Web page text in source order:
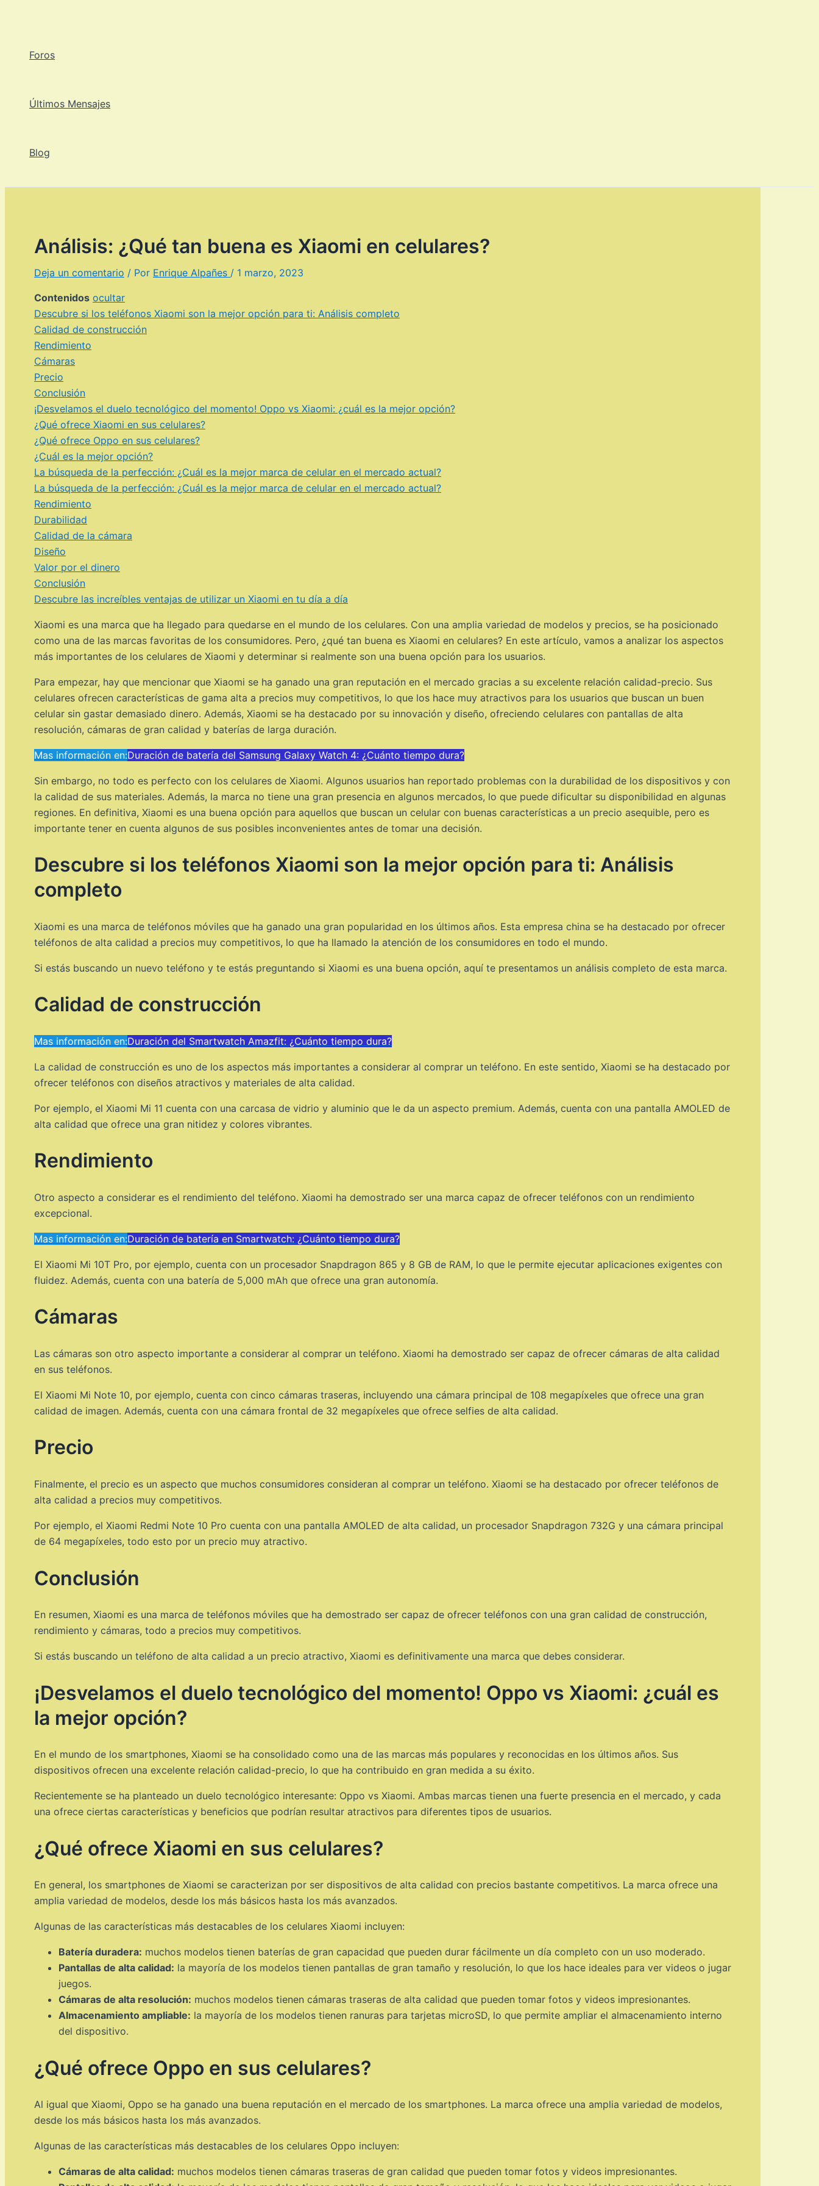
Foros
Últimos Mensajes
Blog
Análisis: ¿Qué tan buena es Xiaomi en celulares?
Deja un comentario / Por Enrique Alpañes / 1 marzo, 2023
Contenidos ocultar
Descubre si los teléfonos Xiaomi son la mejor opción para ti: Análisis completo
Calidad de construcción
Rendimiento
Cámaras
Precio
Conclusión
¡Desvelamos el duelo tecnológico del momento! Oppo vs Xiaomi: ¿cuál es la mejor opción?
¿Qué ofrece Xiaomi en sus celulares?
¿Qué ofrece Oppo en sus celulares?
¿Cuál es la mejor opción?
La búsqueda de la perfección: ¿Cuál es la mejor marca de celular en el mercado actual?
La búsqueda de la perfección: ¿Cuál es la mejor marca de celular en el mercado actual?
Rendimiento
Durabilidad
Calidad de la cámara
Diseño
Valor por el dinero
Conclusión
Descubre las increíbles ventajas de utilizar un Xiaomi en tu día a día
Xiaomi es una marca que ha llegado para quedarse en el mundo de los celulares. Con una amplia variedad de modelos y precios, se ha posicionado
como una de las marcas favoritas de los consumidores. Pero, ¿qué tan buena es Xiaomi en celulares? En este artículo, vamos a analizar los aspectos
más importantes de los celulares de Xiaomi y determinar si realmente son una buena opción para los usuarios.
Para empezar, hay que mencionar que Xiaomi se ha ganado una gran reputación en el mercado gracias a su excelente relación calidad-precio. Sus
celulares ofrecen características de gama alta a precios muy competitivos, lo que los hace muy atractivos para los usuarios que buscan un buen
celular sin gastar demasiado dinero. Además, Xiaomi se ha destacado por su innovación y diseño, ofreciendo celulares con pantallas de alta
resolución, cámaras de gran calidad y baterías de larga duración.
Mas información en:Duración de batería del Samsung Galaxy Watch 4: ¿Cuánto tiempo dura?
Sin embargo, no todo es perfecto con los celulares de Xiaomi. Algunos usuarios han reportado problemas con la durabilidad de los dispositivos y con
la calidad de sus materiales. Además, la marca no tiene una gran presencia en algunos mercados, lo que puede dificultar su disponibilidad en algunas
regiones. En definitiva, Xiaomi es una buena opción para aquellos que buscan un celular con buenas características a un precio asequible, pero es
importante tener en cuenta algunos de sus posibles inconvenientes antes de tomar una decisión.
Descubre si los teléfonos Xiaomi son la mejor opción para ti: Análisis
completo
Xiaomi es una marca de teléfonos móviles que ha ganado una gran popularidad en los últimos años. Esta empresa china se ha destacado por ofrecer
teléfonos de alta calidad a precios muy competitivos, lo que ha llamado la atención de los consumidores en todo el mundo.
Si estás buscando un nuevo teléfono y te estás preguntando si Xiaomi es una buena opción, aquí te presentamos un análisis completo de esta marca.
Calidad de construcción
Mas información en:Duración del Smartwatch Amazfit: ¿Cuánto tiempo dura?
La calidad de construcción es uno de los aspectos más importantes a considerar al comprar un teléfono. En este sentido, Xiaomi se ha destacado por
ofrecer teléfonos con diseños atractivos y materiales de alta calidad.
Por ejemplo, el Xiaomi Mi 11 cuenta con una carcasa de vidrio y aluminio que le da un aspecto premium. Además, cuenta con una pantalla AMOLED de
alta calidad que ofrece una gran nitidez y colores vibrantes.
Rendimiento
Otro aspecto a considerar es el rendimiento del teléfono. Xiaomi ha demostrado ser una marca capaz de ofrecer teléfonos con un rendimiento
excepcional.
Mas información en:Duración de batería en Smartwatch: ¿Cuánto tiempo dura?
El Xiaomi Mi 10T Pro, por ejemplo, cuenta con un procesador Snapdragon 865 y 8 GB de RAM, lo que le permite ejecutar aplicaciones exigentes con
fluidez. Además, cuenta con una batería de 5,000 mAh que ofrece una gran autonomía.
Cámaras
Las cámaras son otro aspecto importante a considerar al comprar un teléfono. Xiaomi ha demostrado ser capaz de ofrecer cámaras de alta calidad
en sus teléfonos.
El Xiaomi Mi Note 10, por ejemplo, cuenta con cinco cámaras traseras, incluyendo una cámara principal de 108 megapíxeles que ofrece una gran
calidad de imagen. Además, cuenta con una cámara frontal de 32 megapíxeles que ofrece selfies de alta calidad.
Precio
Finalmente, el precio es un aspecto que muchos consumidores consideran al comprar un teléfono. Xiaomi se ha destacado por ofrecer teléfonos de
alta calidad a precios muy competitivos.
Por ejemplo, el Xiaomi Redmi Note 10 Pro cuenta con una pantalla AMOLED de alta calidad, un procesador Snapdragon 732G y una cámara principal
de 64 megapíxeles, todo esto por un precio muy atractivo.
Conclusión
En resumen, Xiaomi es una marca de teléfonos móviles que ha demostrado ser capaz de ofrecer teléfonos con una gran calidad de construcción,
rendimiento y cámaras, todo a precios muy competitivos.
Si estás buscando un teléfono de alta calidad a un precio atractivo, Xiaomi es definitivamente una marca que debes considerar.
¡Desvelamos el duelo tecnológico del momento! Oppo vs Xiaomi: ¿cuál es
la mejor opción?
En el mundo de los smartphones, Xiaomi se ha consolidado como una de las marcas más populares y reconocidas en los últimos años. Sus
dispositivos ofrecen una excelente relación calidad-precio, lo que ha contribuido en gran medida a su éxito.
Recientemente se ha planteado un duelo tecnológico interesante: Oppo vs Xiaomi. Ambas marcas tienen una fuerte presencia en el mercado, y cada
una ofrece ciertas características y beneficios que podrían resultar atractivos para diferentes tipos de usuarios.
¿Qué ofrece Xiaomi en sus celulares?
En general, los smartphones de Xiaomi se caracterizan por ser dispositivos de alta calidad con precios bastante competitivos. La marca ofrece una
amplia variedad de modelos, desde los más básicos hasta los más avanzados.
Algunas de las características más destacables de los celulares Xiaomi incluyen:
Batería duradera: muchos modelos tienen baterías de gran capacidad que pueden durar fácilmente un día completo con un uso moderado.
Pantallas de alta calidad: la mayoría de los modelos tienen pantallas de gran tamaño y resolución, lo que los hace ideales para ver videos o jugar
juegos.
Cámaras de alta resolución: muchos modelos tienen cámaras traseras de alta calidad que pueden tomar fotos y videos impresionantes.
Almacenamiento ampliable: la mayoría de los modelos tienen ranuras para tarjetas microSD, lo que permite ampliar el almacenamiento interno
del dispositivo.
¿Qué ofrece Oppo en sus celulares?
Al igual que Xiaomi, Oppo se ha ganado una buena reputación en el mercado de los smartphones. La marca ofrece una amplia variedad de modelos,
desde los más básicos hasta los más avanzados.
Algunas de las características más destacables de los celulares Oppo incluyen:
Cámaras de alta calidad: muchos modelos tienen cámaras traseras de gran calidad que pueden tomar fotos y videos impresionantes.